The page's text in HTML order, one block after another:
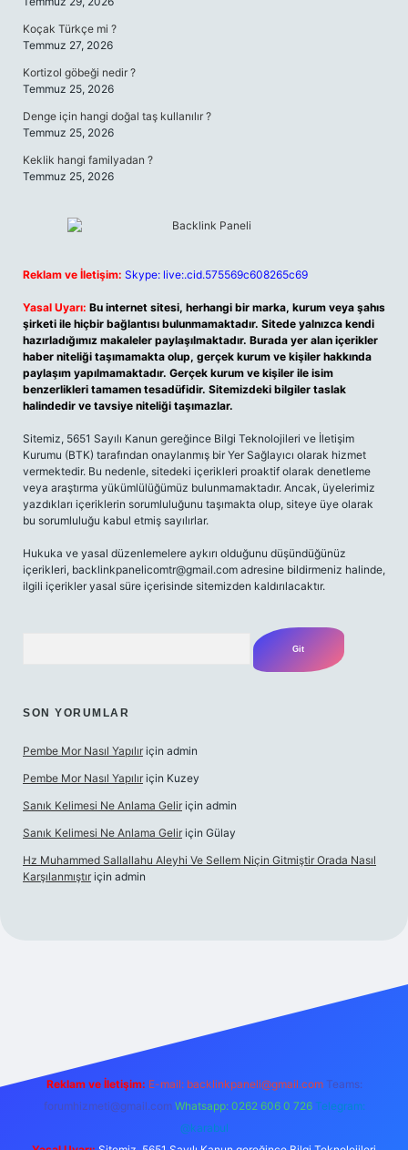
Koçak Türkçe mi ?
Temmuz 27, 2026
Kortizol göbeği nedir ?
Temmuz 25, 2026
Denge için hangi doğal taş kullanılır ?
Temmuz 25, 2026
Keklik hangi familyadan ?
Temmuz 25, 2026
Reklam ve İletişim: Skype: live:.cid.575569c608265c69
Yasal Uyarı: Bu internet sitesi, herhangi bir marka, kurum veya şahıs
şirketi ile hiçbir bağlantısı bulunmamaktadır. Sitede yalnızca kendi
hazırladığımız makaleler paylaşılmaktadır. Burada yer alan içerikler
haber niteliği taşımamakta olup, gerçek kurum ve kişiler hakkında
paylaşım yapılmamaktadır. Gerçek kurum ve kişiler ile isim
benzerlikleri tamamen tesadüfidir. Sitemizdeki bilgiler taslak
halindedir ve tavsiye niteliği taşımazlar.
Sitemiz, 5651 Sayılı Kanun gereğince Bilgi Teknolojileri ve İletişim
Kurumu (BTK) tarafından onaylanmış bir Yer Sağlayıcı olarak hizmet
vermektedir. Bu nedenle, sitedeki içerikleri proaktif olarak denetleme
veya araştırma yükümlülüğümüz bulunmamaktadır. Ancak, üyelerimiz
yazdıkları içeriklerin sorumluluğunu taşımakta olup, siteye üye olarak
bu sorumluluğu kabul etmiş sayılırlar.
Hukuka ve yasal düzenlemelere aykırı olduğunu düşündüğünüz
içerikleri, backlinkpanelicomtr@gmail.com adresine bildirmeniz halinde,
ilgili içerikler yasal süre içerisinde sitemizden kaldırılacaktır.
SON YORUMLAR
Pembe Mor Nasıl Yapılır için admin
Pembe Mor Nasıl Yapılır için Kuzey
Sanık Kelimesi Ne Anlama Gelir için admin
Sanık Kelimesi Ne Anlama Gelir için Gülay
Hz Muhammed Sallallahu Aleyhi Ve Sellem Niçin Gitmiştir Orada Nasıl
Karşılanmıştır için admin
Reklam ve İletişim: E-mail: backlinkpaneli@gmail.com Teams:
forumhizmeti@gmail.com Whatsapp: 0262 606 0 726 Telegram:
@karabul